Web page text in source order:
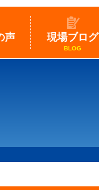
声 現場ブログ
BLOG